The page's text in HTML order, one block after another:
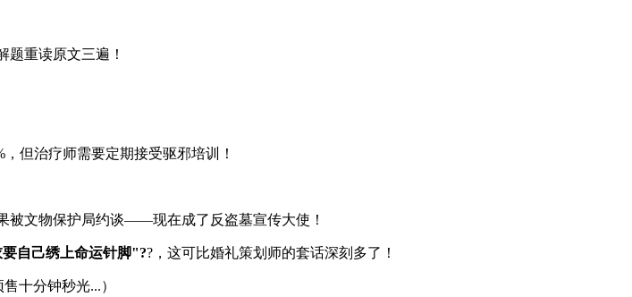
重读原文三遍！
但治疗师需要定期接受驱邪培训！
被文物保护局约谈——现在成了反盗墓宣传大使！
自己绣上命运针脚"??，这可比婚礼策划师的套话深刻多了！
十分钟秒光...）